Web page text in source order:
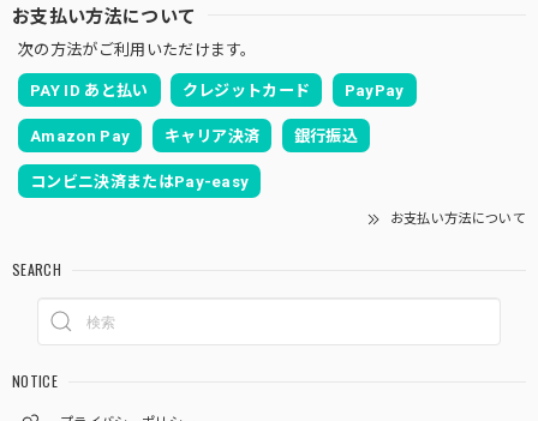
お支払い方法について
次の方法がご利用いただけます。
PAY ID あと払い クレジットカード PayPay
Amazon Pay キャリア決済 銀行振込
コンビニ決済またはPay-easy
お支払い方法について
SEARCH
NOTICE